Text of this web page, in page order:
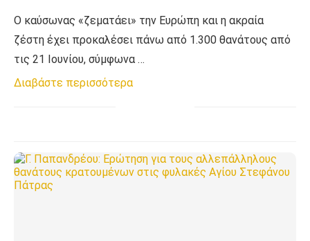
Ο καύσωνας «ζεματάει» την Ευρώπη και η ακραία
ζέστη έχει προκαλέσει πάνω από 1.300 θανάτους από
τις 21 Ιουνίου, σύμφωνα …
Διαβάστε περισσότερα